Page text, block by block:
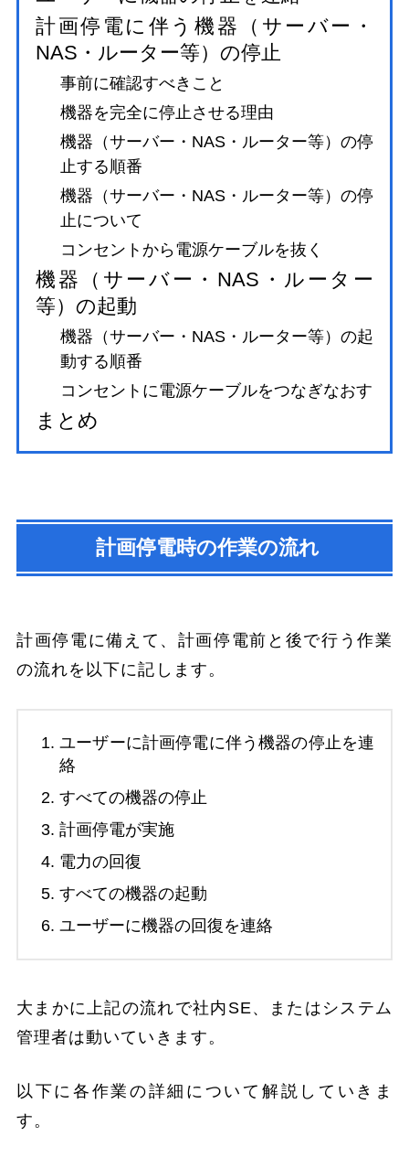
計画停電に伴う機器（サーバー・
NAS・ルーター等）の停止
事前に確認すべきこと
機器を完全に停止させる理由
機器（サーバー・NAS・ルーター等）の停
止する順番
機器（サーバー・NAS・ルーター等）の停
止について
コンセントから電源ケーブルを抜く
機器（サーバー・NAS・ルーター
等）の起動
機器（サーバー・NAS・ルーター等）の起
動する順番
コンセントに電源ケーブルをつなぎなおす
まとめ
計画停電時の作業の流れ
計画停電に備えて、計画停電前と後で行う作業
の流れを以下に記します。
ユーザーに計画停電に伴う機器の停止を連
絡
すべての機器の停止
計画停電が実施
電力の回復
すべての機器の起動
ユーザーに機器の回復を連絡
大まかに上記の流れで社内SE、またはシステム
管理者は動いていきます。
以下に各作業の詳細について解説していきま
す。